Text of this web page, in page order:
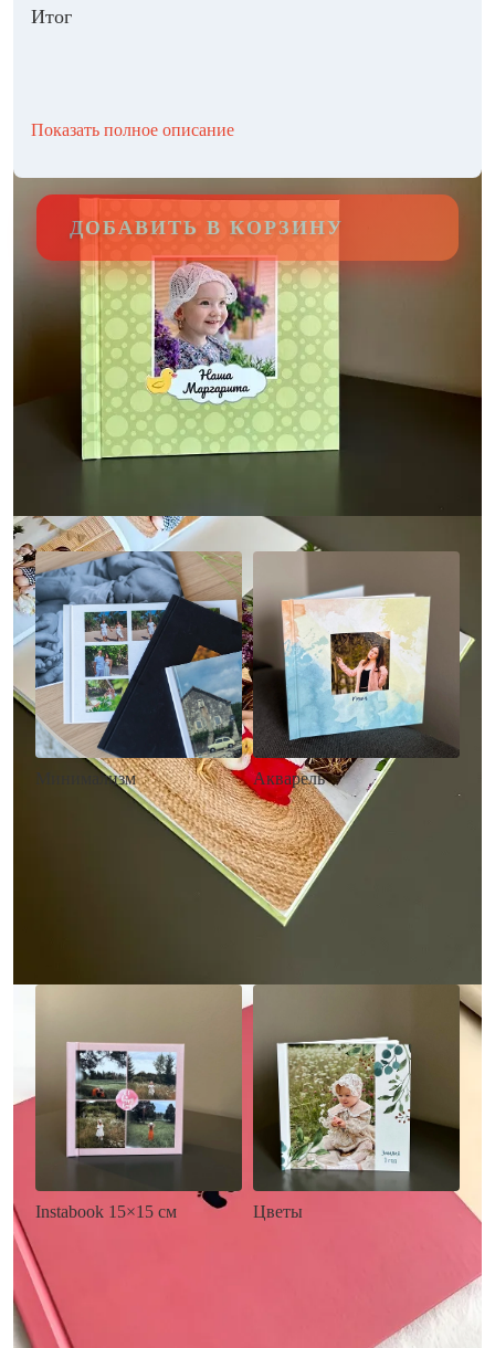
Итог
Показать полное описание
ДОБАВИТЬ В КОРЗИНУ
Другие стили фотокниг
Минимализм
• Загрузка фото и текста
Акварель
• Декор в стиле
акварельных красок
• Выбор цвета фона
• Загрузка фото и текста
Заказать
Instabook 15×15 см
• Выбор цвета фона
• Загрузка фото и текста
Заказать
Цветы